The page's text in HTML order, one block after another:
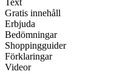
Text
Gratis innehåll
Erbjuda
Bedömningar
Shoppingguider
Förklaringar
Videor